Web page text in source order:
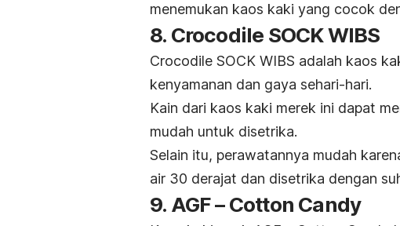
menemukan kaos kaki yang cocok
8. Crocodile SOCK WIBS
Crocodile SOCK WIBS adalah kaos
kenyamanan dan gaya sehari-hari.
Kain dari kaos kaki merek ini dapat
mudah untuk disetrika.
Selain itu, perawatannya mudah
air 30 derajat dan disetrika dengan
9. AGF – Cotton Candy